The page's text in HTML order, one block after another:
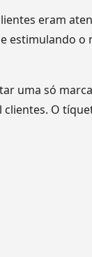
eram
estimulando o
uma só
O